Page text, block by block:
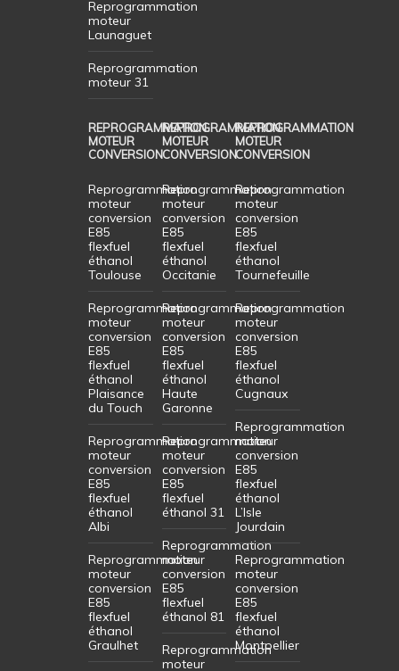
Reprogrammation
moteur
Launaguet
Reprogrammation
moteur 31
REPROGRAMMATION
MOTEUR
CONVERSION
Reprogrammation
moteur
conversion
E85
flexfuel
éthanol
Toulouse
Reprogrammation
moteur
conversion
E85
flexfuel
éthanol
Plaisance
du Touch
Reprogrammation
moteur
conversion
E85
flexfuel
éthanol
Albi
Reprogrammation
moteur
conversion
E85
flexfuel
éthanol
Graulhet
REPROGRAMMATION
MOTEUR
CONVERSION
Reprogrammation
moteur
conversion
E85
flexfuel
éthanol
Occitanie
Reprogrammation
moteur
conversion
E85
flexfuel
éthanol
Haute
Garonne
Reprogrammation
moteur
conversion
E85
flexfuel
éthanol 31
Reprogrammation
moteur
conversion
E85
flexfuel
éthanol 81
Reprogrammation
moteur
REPROGRAMMATION
MOTEUR
CONVERSION
Reprogrammation
moteur
conversion
E85
flexfuel
éthanol
Tournefeuille
Reprogrammation
moteur
conversion
E85
flexfuel
éthanol
Cugnaux
Reprogrammation
moteur
conversion
E85
flexfuel
éthanol
L’Isle
Jourdain
Reprogrammation
moteur
conversion
E85
flexfuel
éthanol
Montpellier